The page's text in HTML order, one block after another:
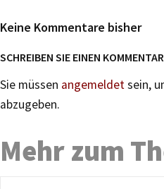
Keine Kommentare bisher
SCHREIBEN SIE EINEN KOMMENTAR
Sie müssen angemeldetsein,
abzugeben.
Mehr zum